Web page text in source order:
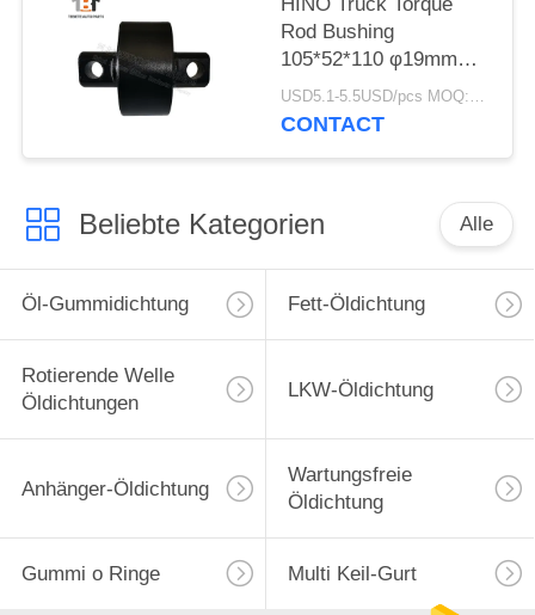
Rod Bushing
105*52*110 φ19mm
49305-
1110T/493051110
USD5.1-5.5USD/pcs MOQ:50 Stück
CONTACT
Beliebte Kategorien Alle
Öl-Gummidichtung Fett-Öldichtung
Rotierende Welle
Öldichtungen
LKW-Öldichtung
Anhänger-Öldichtung
Wartungsfreie
Öldichtung
Gummi o Ringe Multi Keil-Gurt